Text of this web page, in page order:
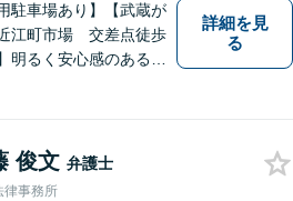
駐車場あり】【武蔵が
江町市場 交差点徒歩
明るく安心感のある事
詳細を見
る
俊文 弁護士
律事務所